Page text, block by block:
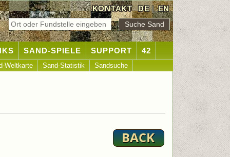
KONTAKT DE|EN
SAND-SPIELE SUPPORT 42
Weltkarte Sand-Statistik Sandsuche